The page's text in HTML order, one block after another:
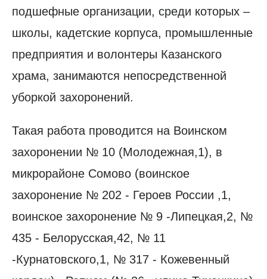
подшефные организации, среди которых –
школы, кадетские корпуса, промышленные
предприятия и волонтеры Казанского
храма, занимаются непосредственной
уборкой захоронений.
Такая работа проводится на Воинском
захоронении № 10 (Молодежная,1), в
микрорайоне Сомово (воинское
захоронение № 202 - Героев России ,1,
воинское захоронение № 9 -Липецкая,2, №
435 - Белорусская,42, № 11
-Курнатовского,1, № 317 - Кожевенный